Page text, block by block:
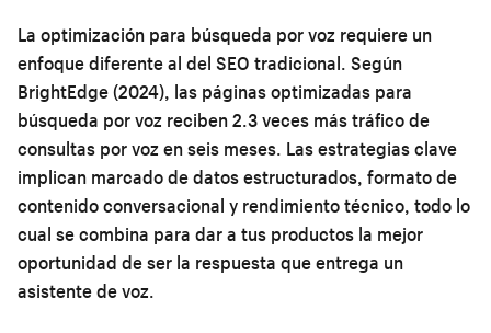
La optimización para búsqueda por voz requiere un
enfoque diferente al del SEO tradicional. Según
BrightEdge (2024), las páginas optimizadas para
búsqueda por voz reciben 2.3 veces más tráfico de
consultas por voz en seis meses. Las estrategias clave
implican marcado de datos estructurados, formato de
contenido conversacional y rendimiento técnico, todo lo
cual se combina para dar a tus productos la mejor
oportunidad de ser la respuesta que entrega un
asistente de voz.